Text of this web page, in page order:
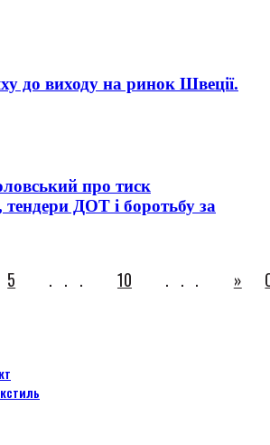
до виходу на ринок Швеції.
про тиск
тендери ДОТ і боротьбу за
5 ... 10 ... »